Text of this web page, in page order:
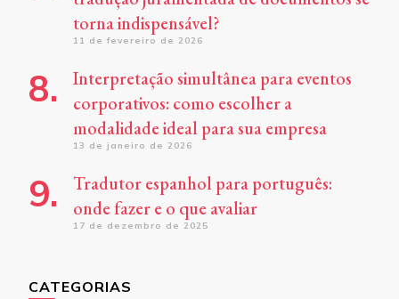
torna indispensável?
11 de fevereiro de 2026
Interpretação simultânea para eventos
corporativos: como escolher a
modalidade ideal para sua empresa
13 de janeiro de 2026
Tradutor espanhol para português:
onde fazer e o que avaliar
17 de dezembro de 2025
CATEGORIAS